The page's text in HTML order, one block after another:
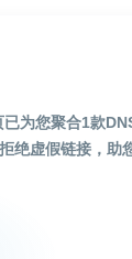
为您聚合1款
绝虚假链接，助